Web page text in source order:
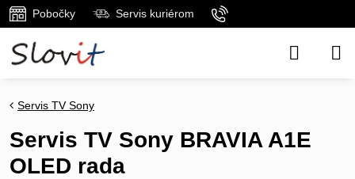
Pobočky Servis kuriérom
Servis TV Sony
Servis TV Sony BRAVIA A1E
OLED rada